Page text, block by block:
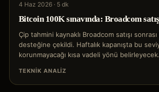
4 Haz 2026 · 5 dk
Bitcoin 100K sınavında: Broadcom
Çip tahmini kaynaklı Broadcom satışı sonrası
desteğine çekildi. Haftalık kapanışta bu
korunmayacağı kısa vadeli yönü belirleyecek.
TEKNIK ANALIZ